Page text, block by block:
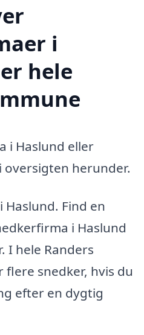
i
hele
i Haslund eller
oversigten herunder.
Haslund. Find en
i Haslund
I hele Randers
snedker, hvis du
efter en dygtig